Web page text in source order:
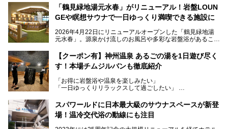
当初の計画から約5年の時を経て誕生した本施設は、温泉・
サウナ・岩盤浴・フィットネス・ラウンジ・レストランなど
を融合した、これまでの“水春”のイメージをさらに進化させ
今回はオープン前の内覧会に参加し、館内のこだわりポイン
サウナー注目の3種のサウナや160cmの深水風呂、没入感の
高い岩盤浴エリア、日本最大の台数を誇る最新AIフィットネ
スマシンなど、見どころ満載の館内を詳しくご紹介します。
「鶴見緑地湯元水春」がリニューアル！岩盤LOUN
GEや瞑想サウナで一日ゆっくり満喫できる施設に
2026年4月22日にリニューアルオープンした「鶴見緑地湯
元水春」。源泉かけ流しのお風呂や多彩な岩盤浴があること
に“一日中くつろげる場所”としてパワーアップしています。
今回のリニューアルでは、新たに登場した瞑想サウナをはじ
見どころが盛りだくさん。日常の疲れを癒やしたい方はもち
ろん、休日にゆったり過ごしたい方にもぴったりの内容とな
本記事では、そんなリニューアル後の注目ポイントを詳しく
紹介します。これから「鶴見緑地湯元水春」に訪れる方や、
【クーポン有】神州温泉 あるごの湯を1日遊び尽く
す！本場チムジルバンも徹底紹介
「お得に岩盤浴や温泉を楽しみたい」
「一日ゆっくりリラックスして過ごしたい」
利用できる「神州温泉 あるごの湯」です。
あるごの湯は、大阪府豊中市にある日帰り温浴施設で、阪急
スパワールドに日本最大級のサウナスペースが新登
場！温冷交代浴の動線にも注目